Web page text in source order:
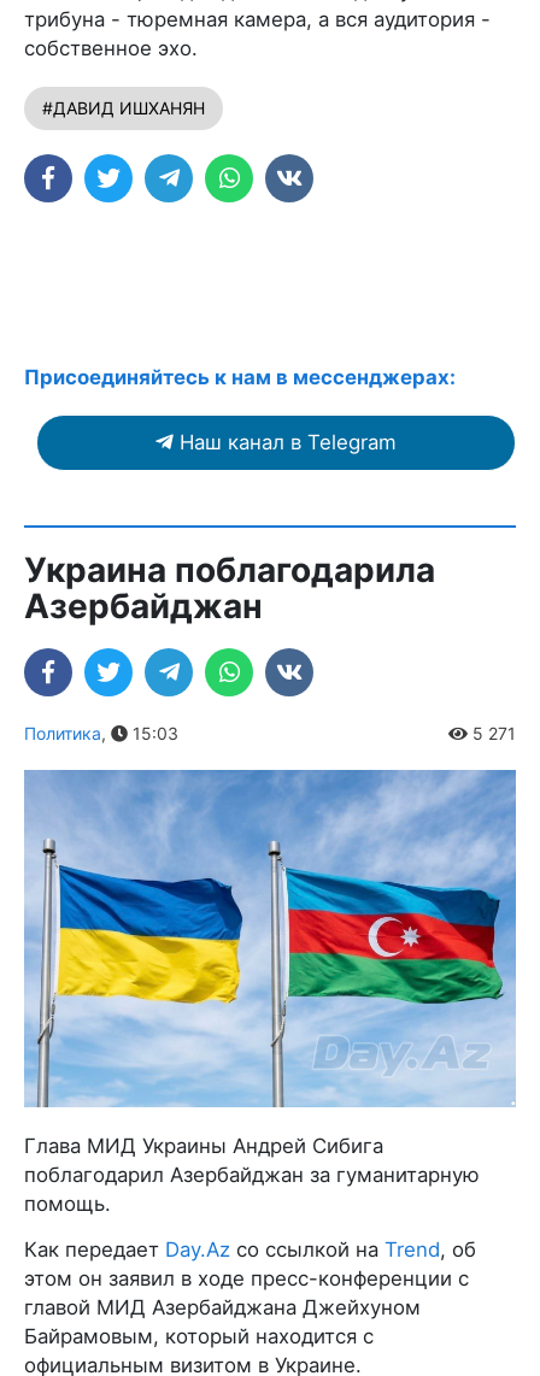
трибуна - тюремная камера, а вся аудитория -
собственное эхо.
#ДАВИД ИШХАНЯН
Присоединяйтесь к нам в мессенджерах:
Наш канал в Telegram
Украина поблагодарила
Азербайджан
Политика, 15:03 5 271
Глава МИД Украины Андрей Сибига
поблагодарил Азербайджан за гуманитарную
помощь.
Как передает Day.Az со ссылкой на Trend, об
этом он заявил в ходе пресс-конференции с
главой МИД Азербайджана Джейхуном
Байрамовым, который находится с
официальным визитом в Украине.